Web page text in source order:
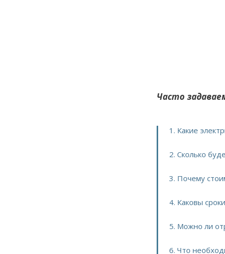
Часто
1. Какие
2. Сколько
3. Почему
4. Каковы
5. Можно ли
6. Что